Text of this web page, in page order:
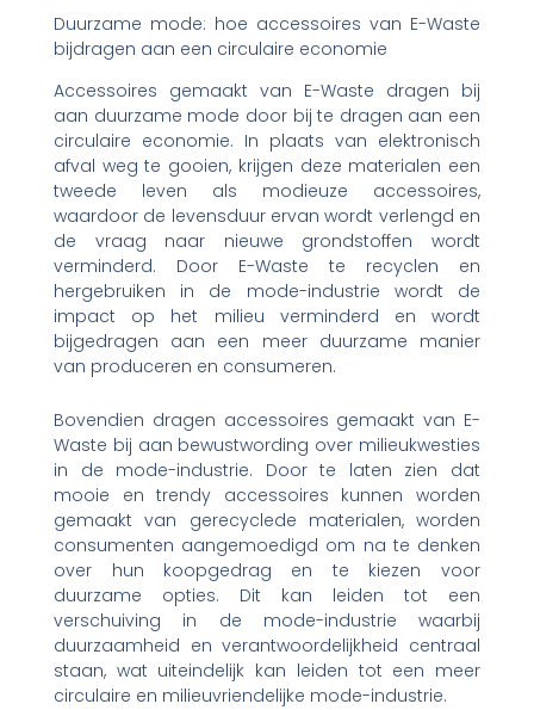
Duurzame mode: hoe accessoires van E-Waste
bijdragen aan een circulaire economie
Accessoires gemaakt van E-Waste dragen bij
aan duurzame mode door bij te dragen aan een
circulaire economie. In plaats van elektronisch
afval weg te gooien, krijgen deze materialen een
tweede leven als modieuze accessoires,
waardoor de levensduur ervan wordt verlengd en
de vraag naar nieuwe grondstoffen wordt
verminderd. Door E-Waste te recyclen en
hergebruiken in de mode-industrie wordt de
impact op het milieu verminderd en wordt
bijgedragen aan een meer duurzame manier
van produceren en consumeren.
Bovendien dragen accessoires gemaakt van E-
Waste bij aan bewustwording over milieukwesties
in de mode-industrie. Door te laten zien dat
mooie en trendy accessoires kunnen worden
gemaakt van gerecyclede materialen, worden
consumenten aangemoedigd om na te denken
over hun koopgedrag en te kiezen voor
duurzame opties. Dit kan leiden tot een
verschuiving in de mode-industrie waarbij
duurzaamheid en verantwoordelijkheid centraal
staan, wat uiteindelijk kan leiden tot een meer
circulaire en milieuvriendelijke mode-industrie.